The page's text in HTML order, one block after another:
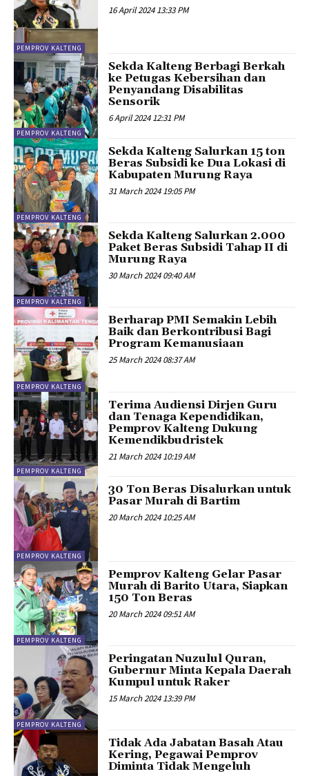
PEMPROV KALTENG
16 April 2024 13:33 PM
PEMPROV KALTENG
Sekda Kalteng Berbagi Berkah
ke Petugas Kebersihan dan
Penyandang Disabilitas
Sensorik
6 April 2024 12:31 PM
PEMPROV KALTENG
Sekda Kalteng Salurkan 15 ton
Beras Subsidi ke Dua Lokasi di
Kabupaten Murung Raya
31 March 2024 19:05 PM
PEMPROV KALTENG
Sekda Kalteng Salurkan 2.000
Paket Beras Subsidi Tahap II di
Murung Raya
30 March 2024 09:40 AM
PEMPROV KALTENG
Berharap PMI Semakin Lebih
Baik dan Berkontribusi Bagi
Program Kemanusiaan
25 March 2024 08:37 AM
PEMPROV KALTENG
Terima Audiensi Dirjen Guru
dan Tenaga Kependidikan,
Pemprov Kalteng Dukung
Kemendikbudristek
21 March 2024 10:19 AM
PEMPROV KALTENG
30 Ton Beras Disalurkan untuk
Pasar Murah di Bartim
20 March 2024 10:25 AM
PEMPROV KALTENG
Pemprov Kalteng Gelar Pasar
Murah di Barito Utara, Siapkan
150 Ton Beras
20 March 2024 09:51 AM
PEMPROV KALTENG
Peringatan Nuzulul Quran,
Gubernur Minta Kepala Daerah
Kumpul untuk Raker
15 March 2024 13:39 PM
Tidak Ada Jabatan Basah Atau
Kering, Pegawai Pemprov
Diminta Tidak Mengeluh